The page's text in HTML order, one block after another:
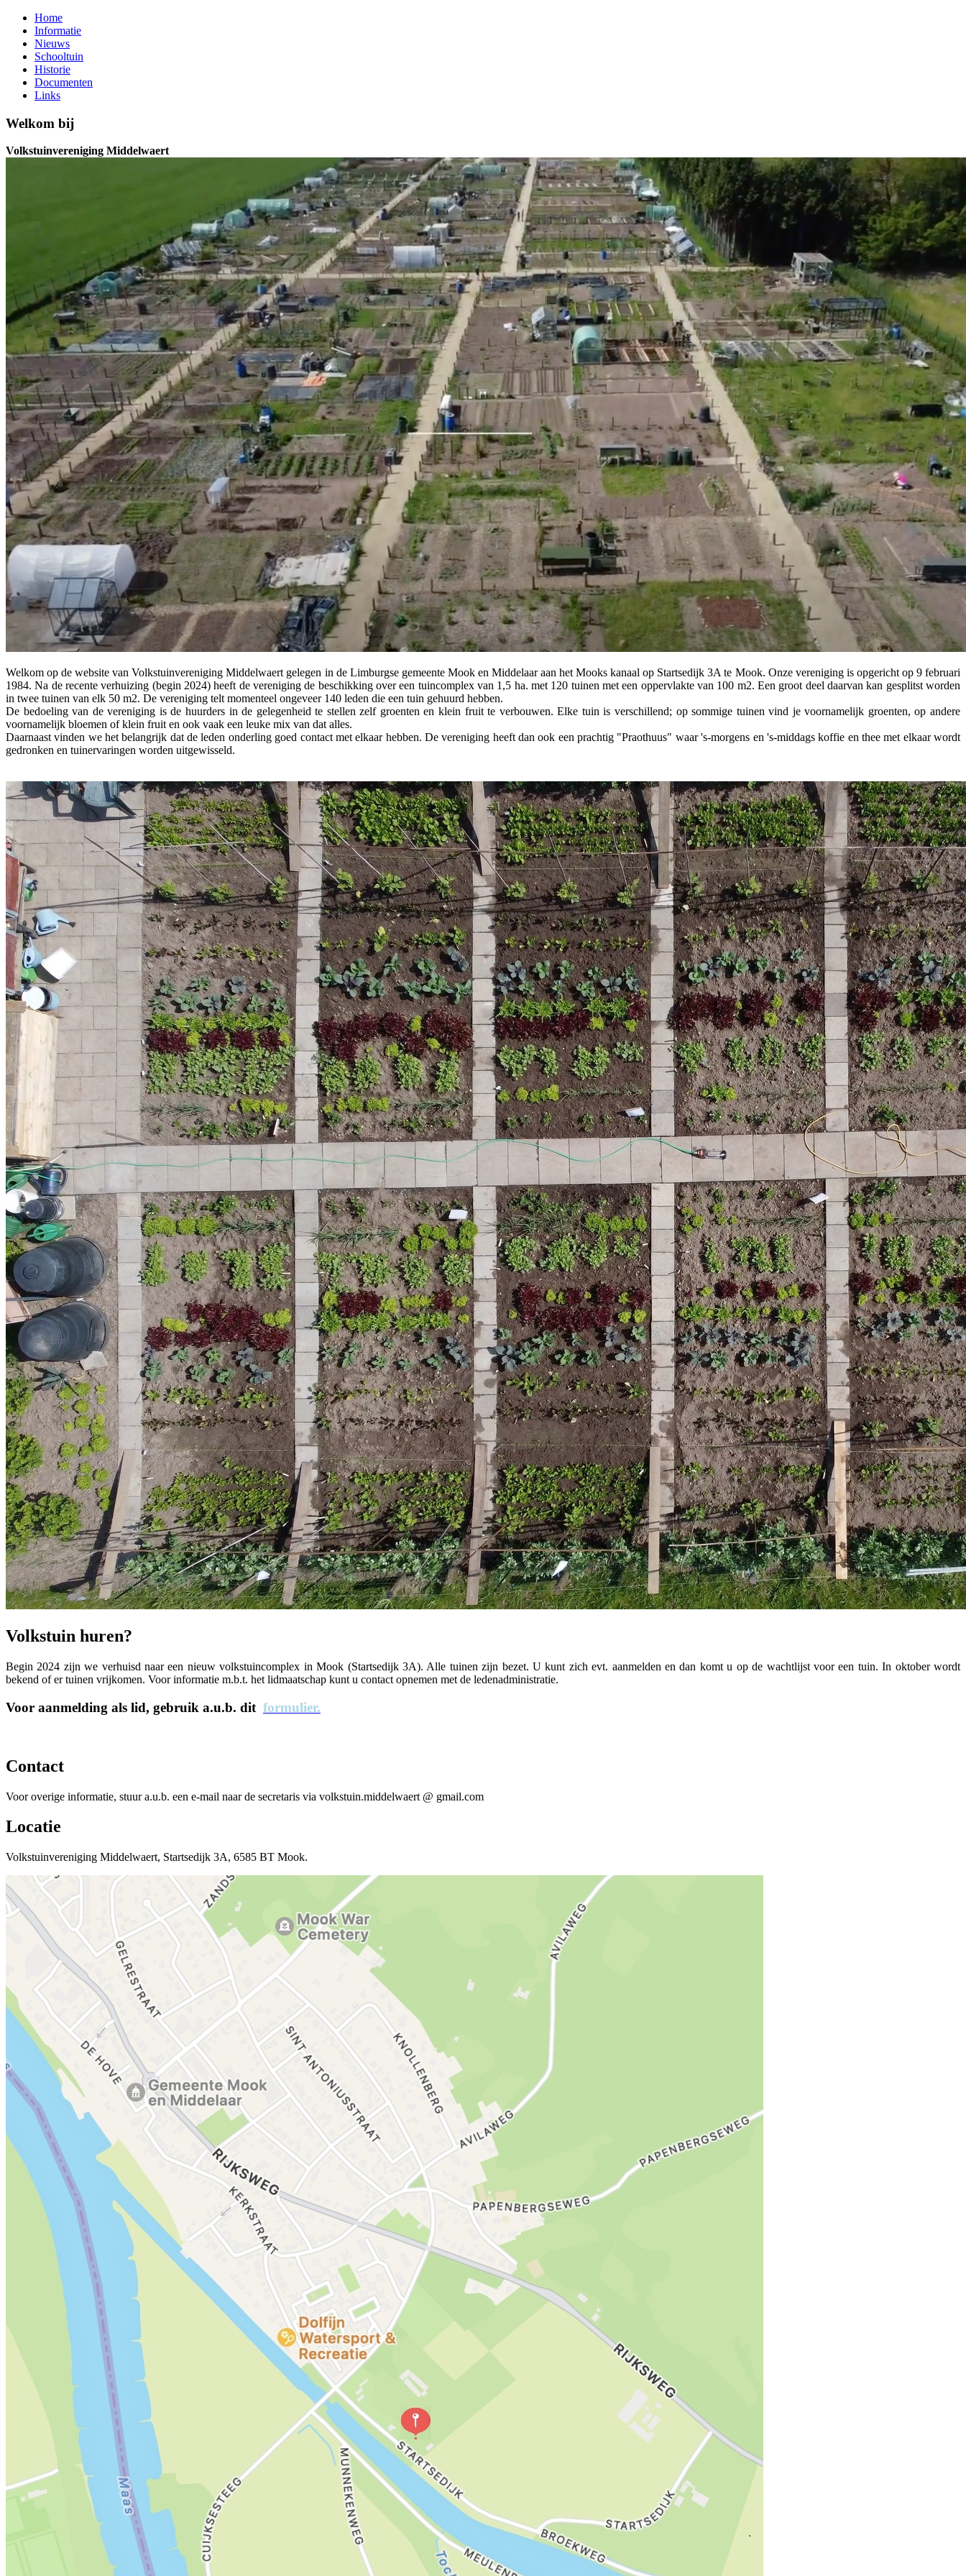
Home
Informatie
Nieuws
Schooltuin
Historie
Documenten
Links
Welkom bij
Volkstuinvereniging Middelwaert
Welkom op de website van Volkstuinvereniging Middelwaert gelegen in de Limburgse gemeente Mook en Middelaar aan het Mooks kanaal op Startsedijk 3A te Mook. Onze vereniging is opgericht op 9 februari
1984. Na de recente verhuizing (begin 2024) heeft de vereniging de beschikking over een tuincomplex van 1,5 ha. met 120 tuinen met een oppervlakte van 100 m2. Een groot deel daarvan kan gesplitst worden
in twee tuinen van elk 50 m2. De vereniging telt momenteel ongeveer 140 leden die een tuin gehuurd hebben.
De bedoeling van de vereniging is de huurders in de gelegenheid te stellen zelf groenten en klein fruit te verbouwen. Elke tuin is verschillend; op sommige tuinen vind je voornamelijk groenten, op andere
voornamelijk bloemen of klein fruit en ook vaak een leuke mix van dat alles.
Daarnaast vinden we het belangrijk dat de leden onderling goed contact met elkaar hebben. De vereniging heeft dan ook een prachtig "Praothuus" waar 's-morgens en 's-middags koffie en thee met elkaar wordt
gedronken en tuinervaringen worden uitgewisseld.
Volkstuin huren?
Begin 2024 zijn we verhuisd naar een nieuw volkstuincomplex in Mook (Startsedijk 3A). Alle tuinen zijn bezet. U kunt zich evt. aanmelden en dan komt u op de wachtlijst voor een tuin. In oktober wordt
bekend of er tuinen vrijkomen. Voor informatie m.b.t. het lidmaatschap kunt u contact opnemen met de ledenadministratie.
Voor aanmelding als lid, gebruik a.u.b. dit formulier.
Contact
Voor overige informatie, stuur a.u.b. een e-mail naar de secretaris via volkstuin.middelwaert @ gmail.com
Locatie
Volkstuinvereniging Middelwaert, Startsedijk 3A, 6585 BT Mook.